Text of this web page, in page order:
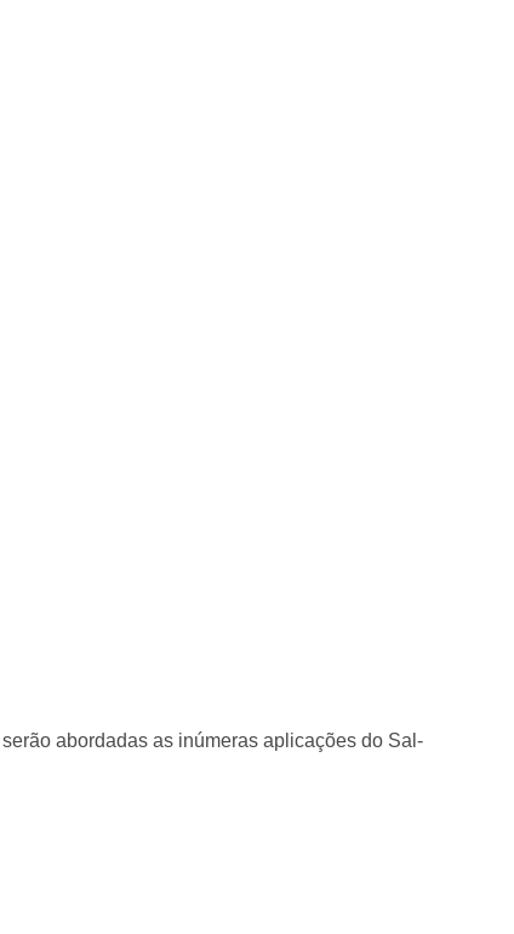
abordadas as inúmeras aplicações do Sal-